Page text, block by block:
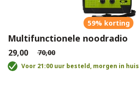
59% korting
Multifunctionele noodradio
€29,00 €70,00
Voor 21:00 uur besteld, morgen in huis